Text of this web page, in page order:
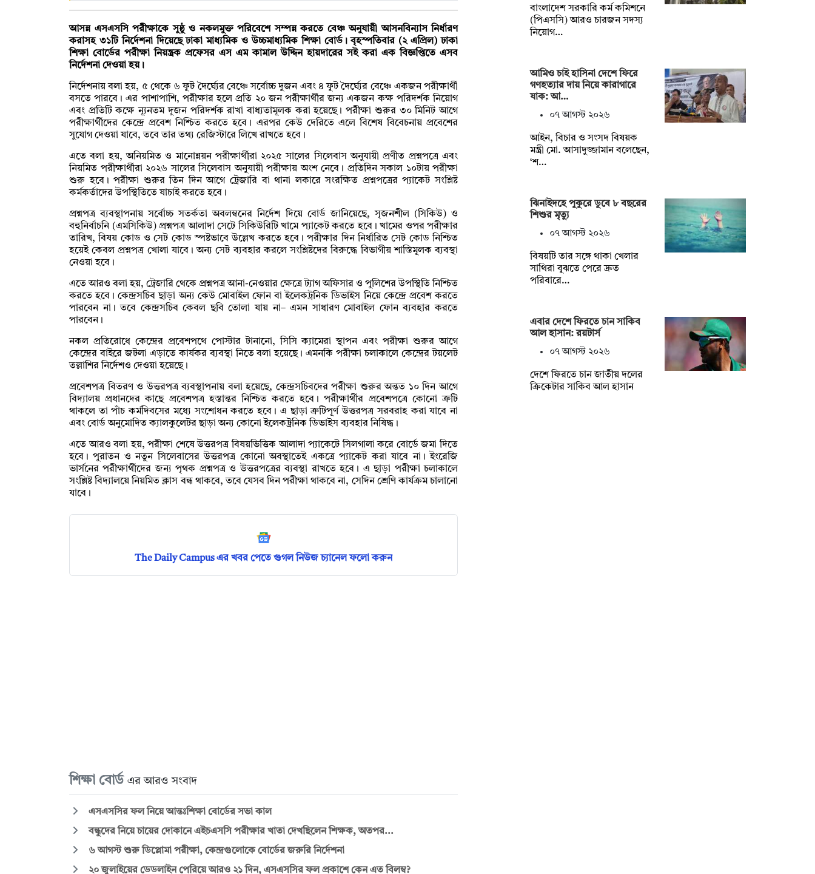
আসন্ন এসএসসি পরীক্ষাকে সুষ্ঠু ও নকলমুক্ত পরিবেশে সম্পন্ন করতে বেঞ্চ অনুযায়ী আসনবিন্যাস নির্ধারণ
করাসহ ৩১টি নির্দেশনা দিয়েছে ঢাকা মাধ্যমিক ও উচ্চমাধ্যমিক শিক্ষা বোর্ড। বৃহস্পতিবার (২ এপ্রিল) ঢাকা
শিক্ষা বোর্ডের পরীক্ষা নিয়ন্ত্রক প্রফেসর এস এম কামাল উদ্দিন হায়দারের সই করা এক বিজ্ঞপ্তিতে এসব
নির্দেশনা দেওয়া হয়।
নির্দেশনায় বলা হয়, ৫ থেকে ৬ ফুট দৈর্ঘ্যের বেঞ্চে সর্বোচ্চ দুজন এবং ৪ ফুট দৈর্ঘ্যের বেঞ্চে একজন পরীক্ষার্থী
বসতে পারবে। এর পাশাপাশি, পরীক্ষার হলে প্রতি ২০ জন পরীক্ষার্থীর জন্য একজন কক্ষ পরিদর্শক নিয়োগ
এবং প্রতিটি কক্ষে ন্যূনতম দুজন পরিদর্শক রাখা বাধ্যতামূলক করা হয়েছে। পরীক্ষা শুরুর ৩০ মিনিট আগে
পরীক্ষার্থীদের কেন্দ্রে প্রবেশ নিশ্চিত করতে হবে। এরপর কেউ দেরিতে এলে বিশেষ বিবেচনায় প্রবেশের
সুযোগ দেওয়া যাবে, তবে তার তথ্য রেজিস্টারে লিখে রাখতে হবে।
এতে বলা হয়, অনিয়মিত ও মানোন্নয়ন পরীক্ষার্থীরা ২০২৫ সালের সিলেবাস অনুযায়ী প্রণীত প্রশ্নপত্রে এবং
নিয়মিত পরীক্ষার্থীরা ২০২৬ সালের সিলেবাস অনুযায়ী পরীক্ষায় অংশ নেবে। প্রতিদিন সকাল ১০টায় পরীক্ষা
শুরু হবে। পরীক্ষা শুরুর তিন দিন আগে ট্রেজারি বা থানা লকারে সংরক্ষিত প্রশ্নপত্রের প্যাকেট সংশ্লিষ্ট
কর্মকর্তাদের উপস্থিতিতে যাচাই করতে হবে।
প্রশ্নপত্র ব্যবস্থাপনায় সর্বোচ্চ সতর্কতা অবলম্বনের নির্দেশ দিয়ে বোর্ড জানিয়েছে, সৃজনশীল (সিকিউ) ও
বহুনির্বাচনি (এমসিকিউ) প্রশ্নপত্র আলাদা সেটে সিকিউরিটি খামে প্যাকেট করতে হবে। খামের ওপর পরীক্ষার
তারিখ, বিষয় কোড ও সেট কোড স্পষ্টভাবে উল্লেখ করতে হবে। পরীক্ষার দিন নির্ধারিত সেট কোড নিশ্চিত
হয়েই কেবল প্রশ্নপত্র খোলা যাবে। অন্য সেট ব্যবহার করলে সংশ্লিষ্টদের বিরুদ্ধে বিভাগীয় শাস্তিমূলক ব্যবস্থা
নেওয়া হবে।
এতে আরও বলা হয়, ট্রেজারি থেকে প্রশ্নপত্র আনা-নেওয়ার ক্ষেত্রে ট্যাগ অফিসার ও পুলিশের উপস্থিতি নিশ্চিত
করতে হবে। কেন্দ্রসচিব ছাড়া অন্য কেউ মোবাইল ফোন বা ইলেকট্রনিক ডিভাইস নিয়ে কেন্দ্রে প্রবেশ করতে
পারবেন না। তবে কেন্দ্রসচিব কেবল ছবি তোলা যায় না– এমন সাধারণ মোবাইল ফোন ব্যবহার করতে
পারবেন।
নকল প্রতিরোধে কেন্দ্রের প্রবেশপথে পোস্টার টানানো, সিসি ক্যামেরা স্থাপন এবং পরীক্ষা শুরুর আগে
কেন্দ্রের বাইরে জটলা এড়াতে কার্যকর ব্যবস্থা নিতে বলা হয়েছে। এমনকি পরীক্ষা চলাকালে কেন্দ্রের টয়লেট
তল্লাশির নির্দেশও দেওয়া হয়েছে।
প্রবেশপত্র বিতরণ ও উত্তরপত্র ব্যবস্থাপনায় বলা হয়েছে, কেন্দ্রসচিবদের পরীক্ষা শুরুর অন্তত ১০ দিন আগে
বিদ্যালয় প্রধানদের কাছে প্রবেশপত্র হস্তান্তর নিশ্চিত করতে হবে। পরীক্ষার্থীর প্রবেশপত্রে কোনো ত্রুটি
থাকলে তা পাঁচ কর্মদিবসের মধ্যে সংশোধন করতে হবে। এ ছাড়া ত্রুটিপূর্ণ উত্তরপত্র সরবরাহ করা যাবে না
এবং বোর্ড অনুমোদিত ক্যালকুলেটর ছাড়া অন্য কোনো ইলেকট্রনিক ডিভাইস ব্যবহার নিষিদ্ধ।
এতে আরও বলা হয়, পরীক্ষা শেষে উত্তরপত্র বিষয়ভিত্তিক আলাদা প্যাকেটে সিলগালা করে বোর্ডে জমা দিতে
হবে। পুরাতন ও নতুন সিলেবাসের উত্তরপত্র কোনো অবস্থাতেই একত্রে প্যাকেট করা যাবে না। ইংরেজি
ভার্সনের পরীক্ষার্থীদের জন্য পৃথক প্রশ্নপত্র ও উত্তরপত্রের ব্যবস্থা রাখতে হবে। এ ছাড়া পরীক্ষা চলাকালে
সংশ্লিষ্ট বিদ্যালয়ে নিয়মিত ক্লাস বন্ধ থাকবে, তবে যেসব দিন পরীক্ষা থাকবে না, সেদিন শ্রেণি কার্যক্রম চালানো
যাবে।
The Daily Campus এর খবর পেতে গুগল নিউজ চ্যানেল ফলো করুন
শিক্ষা বোর্ড এর আরও সংবাদ
এসএসসির ফল নিয়ে আন্তঃশিক্ষা বোর্ডের সভা কাল
বন্ধুদের নিয়ে চায়ের দোকানে এইচএসসি পরীক্ষার খাতা দেখছিলেন শিক্ষক, অতপর...
৬ আগস্ট শুরু ডিপ্লোমা পরীক্ষা, কেন্দ্রগুলোকে বোর্ডের জরুরি নির্দেশনা
২০ জুলাইয়ের ডেডলাইন পেরিয়ে আরও ২১ দিন, এসএসসির ফল প্রকাশে কেন এত বিলম্ব?
বাংলাদেশ সরকারি কর্ম কমিশনে
(পিএসসি) আরও চারজন সদস্য
নিয়োগ…
আমিও চাই হাসিনা দেশে ফিরে
গণহত্যার দায় নিয়ে কারাগারে
যাক: আ…
০৭ আগস্ট ২০২৬
আইন, বিচার ও সংসদ বিষয়ক
মন্ত্রী মো. আসাদুজ্জামান বলেছেন,
‘শ…
ঝিনাইদহে পুকুরে ডুবে ৮ বছরের
শিশুর মৃত্যু
০৭ আগস্ট ২০২৬
বিষয়টি তার সঙ্গে থাকা খেলার
সাথিরা বুঝতে পেরে দ্রুত
পরিবারে…
এবার দেশে ফিরতে চান সাকিব
আল হাসান: রয়টার্স
০৭ আগস্ট ২০২৬
দেশে ফিরতে চান জাতীয় দলের
ক্রিকেটার সাকিব আল হাসান